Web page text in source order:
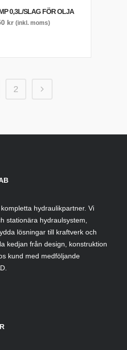
0,3L/SLAG FÖR OLJA
kr (inkl. moms)
2
hydraulikpartner. Vi
stationära hydraulsystem,
lösningar till kraftverk och
kedjan från design, konstruktion
kund med medföljande